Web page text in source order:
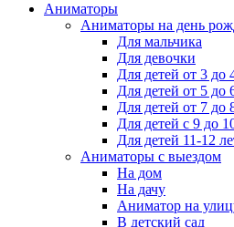
Аниматоры
Аниматоры на день
Для мальчика
Для девочки
Для детей от 3 до
Для детей от 5 до
Для детей от 7 до
Для детей с 9 до
Для детей 11-12
Аниматоры с выездом
На дом
На дачу
Аниматор на
В детский сад